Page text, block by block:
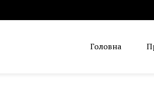
Головна